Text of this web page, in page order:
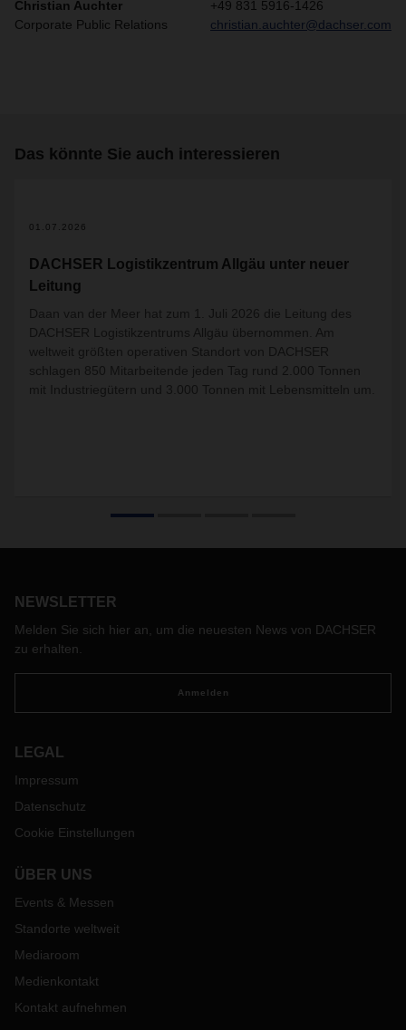
Christian Auchter
Corporate Public Relations
+49 831 5916-1426
christian.auchter@dachser.com
Das könnte Sie auch interessieren
01.07.2026
DACHSER Logistikzentrum Allgäu unter neuer
Leitung
Daan van der Meer hat zum 1. Juli 2026 die Leitung des
DACHSER Logistikzentrums Allgäu übernommen. Am
weltweit größten operativen Standort von DACHSER
schlagen 850 Mitarbeitende jeden Tag rund 2.000 Tonnen
mit Industriegütern und 3.000 Tonnen mit Lebensmitteln um.
NEWSLETTER
Melden Sie sich hier an, um die neuesten News von DACHSER
zu erhalten.
Anmelden
LEGAL
Impressum
Datenschutz
Cookie Einstellungen
ÜBER UNS
Events & Messen
Standorte weltweit
Mediaroom
Medienkontakt
Kontakt aufnehmen